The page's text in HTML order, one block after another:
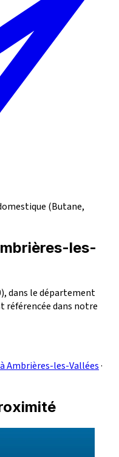
(Butane,
les-
dans le département
référencée dans notre
Ambrières-les-Vallées·